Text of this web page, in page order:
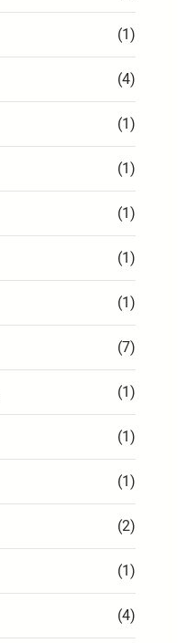
(1)
(4)
(1)
(1)
(1)
(1)
(1)
(7)
(1)
(1)
(1)
(2)
(1)
(4)